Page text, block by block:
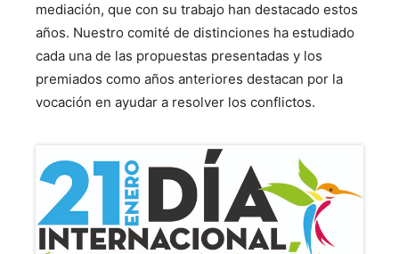
mediación, que con su trabajo han destacado estos
años. Nuestro comité de distinciones ha estudiado
cada una de las propuestas presentadas y los
premiados como años anteriores destacan por la
vocación en ayudar a resolver los conflictos.